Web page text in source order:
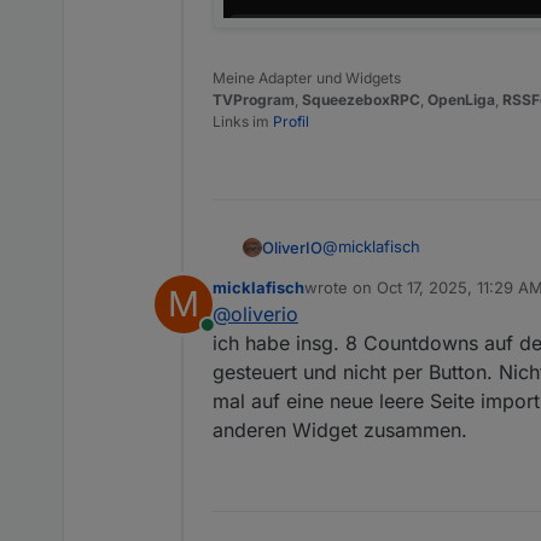
Meine Adapter und Widgets
TVProgram, SqueezeboxRPC, OpenLiga,
Links im Profil
OliverIO@micklafisch
unter vis2 das selbe
M
Online
micklafischwrote on Oct 17, 2025, 11:29 AM
last edited by
@oliverio
ich habe insg. 8 Countdowns auf
gesteuert und nicht per Button.
mal auf eine neue leere Seite
anderen Widget zusammen.